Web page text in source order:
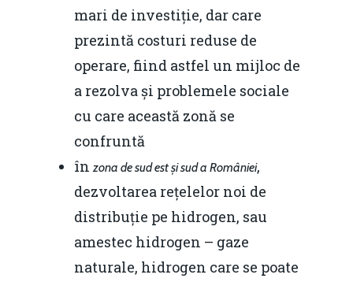
mari de investiție, dar care
prezintă costuri reduse de
operare, fiind astfel un mijloc de
a rezolva și problemele sociale
cu care această zonă se
confruntă
înzona de sud est și sud a României,
dezvoltarea rețelelor noi de
distribuție pe hidrogen, sau
amestec hidrogen – gaze
naturale, hidrogen care se poate